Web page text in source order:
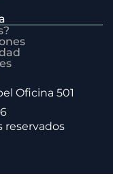
Oficina 501
reservados